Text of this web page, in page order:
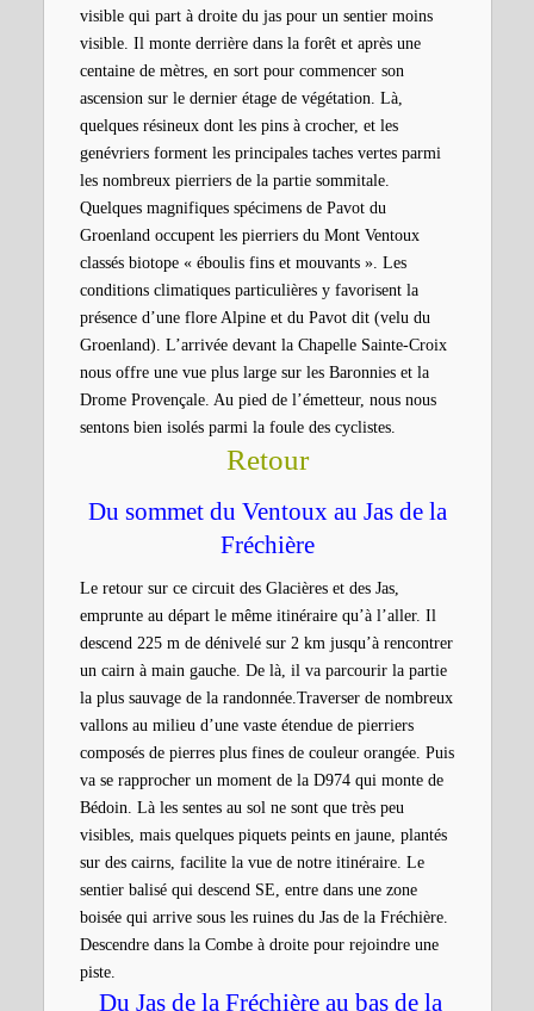
visible qui part à droite du jas pour un sentier moins
visible. Il monte derrière dans la forêt et après une
centaine de mètres, en sort pour commencer son
ascension sur le dernier étage de végétation. Là,
quelques résineux dont les pins à crocher, et les
genévriers forment les principales taches vertes parmi
les nombreux pierriers de la partie sommitale.
Quelques magnifiques spécimens de Pavot du
Groenland occupent les pierriers du Mont Ventoux
classés biotope « éboulis fins et mouvants ». Les
conditions climatiques particulières y favorisent la
présence d’une flore Alpine et du Pavot dit (velu du
Groenland). L’arrivée devant la Chapelle Sainte-Croix
nous offre une vue plus large sur les Baronnies et la
Drome Provençale. Au pied de l’émetteur, nous nous
sentons bien isolés parmi la foule des cyclistes.
Retour
Du sommet du Ventoux au Jas de la
Fréchière
Le retour sur ce circuit des Glacières et des Jas,
emprunte au départ le même itinéraire qu’à l’aller. Il
descend 225 m de dénivelé sur 2 km jusqu’à rencontrer
un cairn à main gauche. De là, il va parcourir la partie
la plus sauvage de la randonnée.Traverser de nombreux
vallons au milieu d’une vaste étendue de pierriers
composés de pierres plus fines de couleur orangée. Puis
va se rapprocher un moment de la D974 qui monte de
Bédoin. Là les sentes au sol ne sont que très peu
visibles, mais quelques piquets peints en jaune, plantés
sur des cairns, facilite la vue de notre itinéraire. Le
sentier balisé qui descend SE, entre dans une zone
boisée qui arrive sous les ruines du Jas de la Fréchière.
Descendre dans la Combe à droite pour rejoindre une
piste.
Du Jas de la Fréchière au bas de la